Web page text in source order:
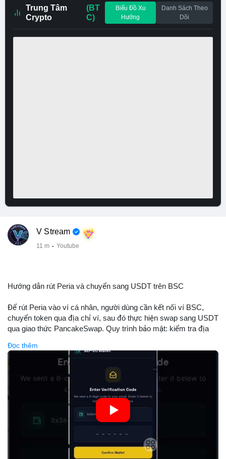
Trung Tâm
Crypto
(BT
C)
Biểu Đồ Xu
Hướng
Danh Sách Theo
Dõi
V Stream
11 m · Youtube
Hướng dẫn rút Peria và chuyển sang USDT trên BSC
Để rút Peria vào ví cá nhân, người dùng cần kết nối ví BSC,
chuyển token qua địa chỉ ví, sau đó thực hiện swap sang USDT
qua giao thức PancakeSwap. Quy trình bảo mật: kiểm tra địa
điểm phù hợp. Khi hoàn thành, USDT lưu trữ an toàn trong ví
BSC, có thể chuyển sang các nền tảng khác hoặc bán. Hướng
dẫn chi tiết giúp người mới tránh sai lầm và tối ưu chi phí.
🎥 Xem video trực tiếp tại:
Đọc thêm